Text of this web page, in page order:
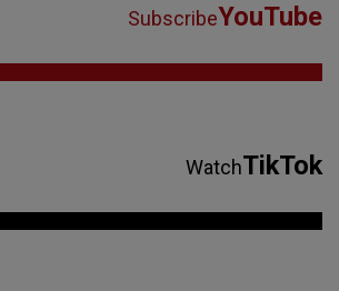
SubscribeYouTube
WatchTikTok